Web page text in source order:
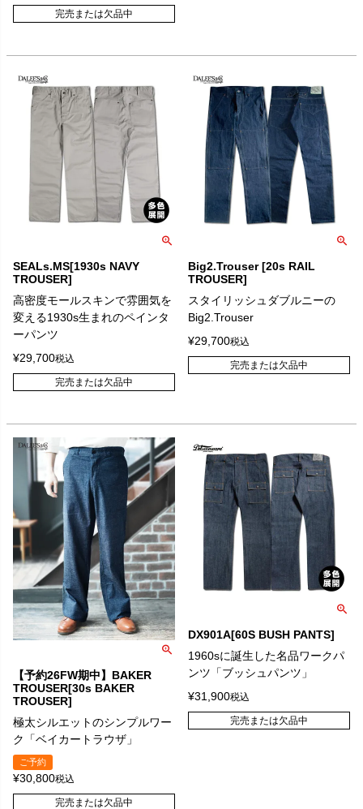
完売または欠品中
SEALs.MS[1930s NAVY
TROUSER]
高密度モールスキンで雰囲気を
変える1930s生まれのペインタ
ーパンツ
¥29,700税込
完売または欠品中
Big2.Trouser [20s RAIL
TROUSER]
スタイリッシュダブルニーの
Big2.Trouser
¥29,700税込
完売または欠品中
【予約26FW期中】BAKER
TROUSER[30s BAKER
TROUSER]
極太シルエットのシンプルワー
ク「ベイカートラウザ」
ご予約
¥30,800税込
完売または欠品中
DX901A[60S BUSH PANTS]
1960sに誕生した名品ワークパ
ンツ「ブッシュパンツ」
¥31,900税込
完売または欠品中